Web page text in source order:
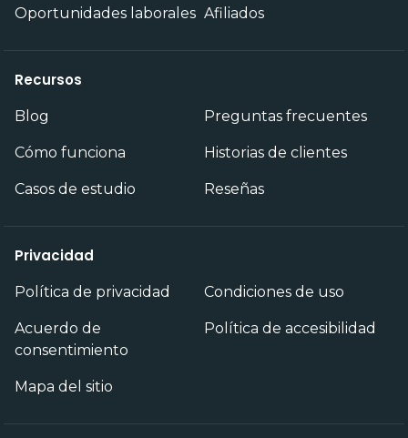
Oportunidades laborales Afiliados
Recursos
Blog Preguntas frecuentes
Cómo funciona Historias de clientes
Casos de estudio Reseñas
Privacidad
Política de privacidad Condiciones de uso
Acuerdo de
consentimiento
Política de accesibilidad
Mapa del sitio